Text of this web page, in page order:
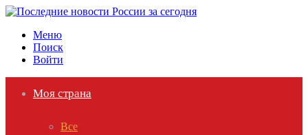
Меню
Поиск
Войти
Моя страна
Все